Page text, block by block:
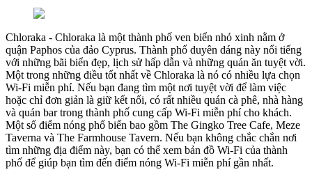
Chloraka - Chloraka là một thành phố ven biển nhỏ xinh nằm ở
quận Paphos của đảo Cyprus. Thành phố duyên dáng này nổi tiếng
với những bãi biển đẹp, lịch sử hấp dẫn và những quán ăn tuyệt vời.
Một trong những điều tốt nhất về Chloraka là nó có nhiều lựa chọn
Wi-Fi miễn phí. Nếu bạn đang tìm một nơi tuyệt vời để làm việc
hoặc chỉ đơn giản là giữ kết nối, có rất nhiều quán cà phê, nhà hàng
và quán bar trong thành phố cung cấp Wi-Fi miễn phí cho khách.
Một số điểm nóng phổ biến bao gồm The Gingko Tree Cafe, Meze
Taverna và The Farmhouse Tavern. Nếu bạn không chắc chắn nơi
tìm những địa điểm này, bạn có thể xem bản đồ Wi-Fi của thành
phố để giúp bạn tìm đến điểm nóng Wi-Fi miễn phí gần nhất.